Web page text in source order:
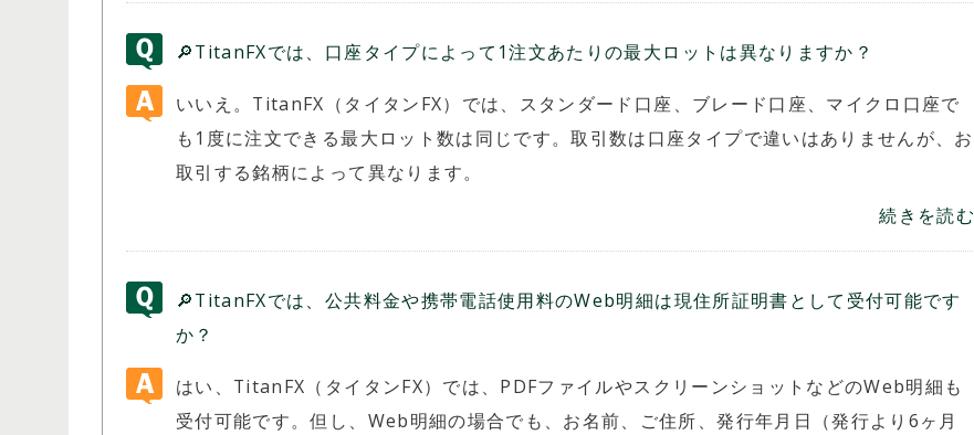
🔎TitanFXでは、口座タイプによって1注文あたりの最大ロットは異なりますか？
いいえ。TitanFX（タイタンFX）では、スタンダード口座、ブレード口座、マイクロ口座で
も1度に注文できる最大ロット数は同じです。取引数は口座タイプで違いはありませんが、お
取引する銘柄によって異なります。
続きを読む
🔎TitanFXでは、公共料金や携帯電話使用料のWeb明細は現住所証明書として受付可能です
か？
はい、TitanFX（タイタンFX）では、PDFファイルやスクリーンショットなどのWeb明細も
受付可能です。但し、Web明細の場合でも、お名前、ご住所、発行年月日（発行より6ヶ月